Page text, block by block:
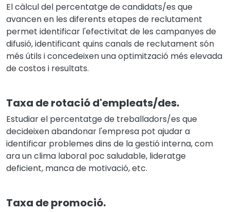
El càlcul del percentatge de candidats/es que
avancen en les diferents etapes de reclutament
permet identificar l'efectivitat de les campanyes de
difusió, identificant quins canals de reclutament són
més útils i concedeixen una optimització més elevada
de costos i resultats.
Taxa de rotació d'empleats/des.
Estudiar el percentatge de treballadors/es que
decideixen abandonar l'empresa pot ajudar a
identificar problemes dins de la gestió interna, com
ara un clima laboral poc saludable, lideratge
deficient, manca de motivació, etc.
Taxa de promoció.